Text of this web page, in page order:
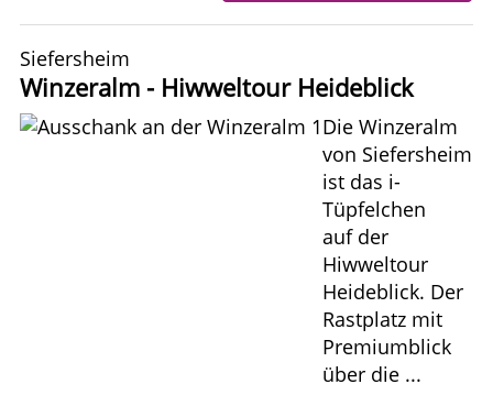
Siefersheim
Winzeralm - Hiwweltour Heideblick
Die Winzeralm
von Siefersheim
ist das i-
Tüpfelchen
auf der
Hiwweltour
Heideblick. Der
Rastplatz mit
Premiumblick
über die ...